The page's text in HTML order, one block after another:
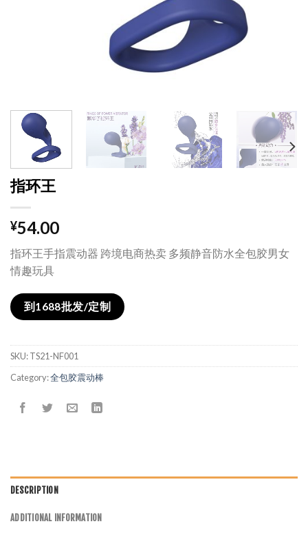
指环王
¥54.00
指环王手指震动器 跨境电商热卖 多频静音防水全包胶男女
情趣玩具
到1688批发/定制
SKU:TS21-NF001
Category:全包胶震动棒
DESCRIPTION
ADDITIONAL INFORMATION